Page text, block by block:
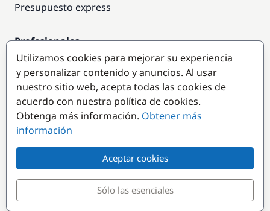
Presupuesto express
Profesionales
Acceso empresas
Colaborar como empresa
Destinos populares
Utilizamos cookies para mejorar su experiencia
y personalizar contenido y anuncios. Al usar
nuestro sitio web, acepta todas las cookies de
acuerdo con nuestra política de cookies.
Obtenga más información. Obtener más
información
Aceptar cookies
Sólo las esenciales